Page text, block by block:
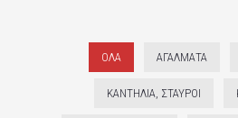
ΌΛΑ ΑΓΆΛΜΑΤΑ
ΚΑΝΤΉΛΙΑ, ΣΤΑΥΡΟΊ